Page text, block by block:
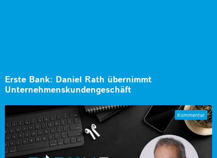
Erste Bank: Daniel Rath übernimmt
Unternehmenskundengeschäft